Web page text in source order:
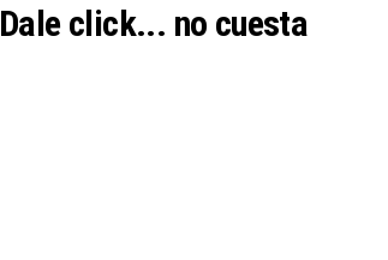
Dale click... no cuesta